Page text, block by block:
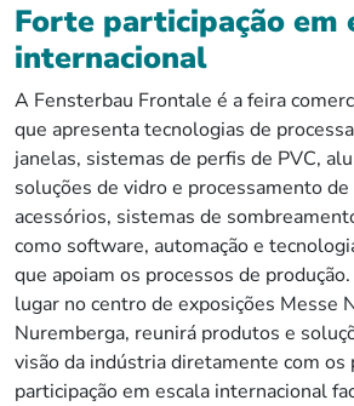
Forte participação em
internacional
A Fensterbau Frontale é a feira
que apresenta tecnologias de
janelas, sistemas de perfis de PVC,
soluções de vidro e processamento
acessórios, sistemas de
como software, automação e
que apoiam os processos de
lugar no centro de exposições Messe
Nuremberga, reunirá produtos e
visão da indústria diretamente com os
participação em escala internacional